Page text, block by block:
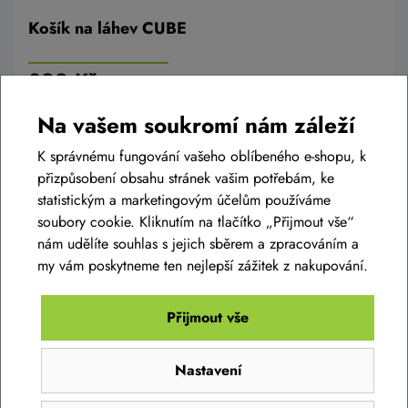
Košík na láhev CUBE
399 Kč
Do košíku
Diskuse k produktu(0)
Máte otázky k produktu:CYKLISTICKÁ HELMA R2
Na vašem soukromí nám záleží
K správnému fungování vašeho oblíbeného e-shopu, k
přizpůsobení obsahu stránek vašim potřebám, ke
statistickým a marketingovým účelům používáme
soubory cookie. Kliknutím na tlačítko „Přijmout vše“
nám udělíte souhlas s jejich sběrem a zpracováním a
my vám poskytneme ten nejlepší zážitek z nakupování.
Nastavení
Přijmout vše